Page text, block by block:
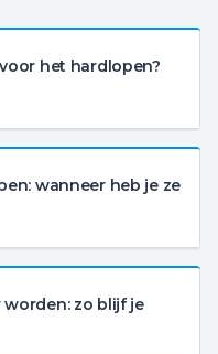
het hardlopen?
wanneer heb je ze
zo blijf je